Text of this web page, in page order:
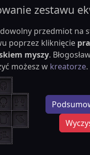
zestawu
przedmiot na
poprzez kliknięcie
myszy.
możesz w kreatorze.